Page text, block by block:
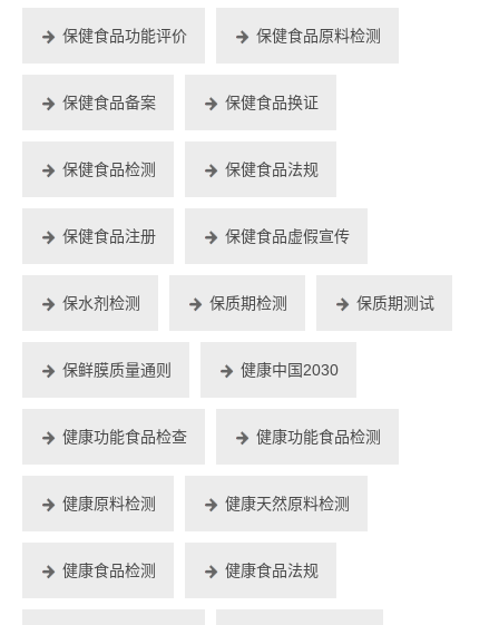
保健食品功能评价 保健食品原料检测
保健食品备案 保健食品换证
保健食品检测 保健食品法规
保健食品注册 保健食品虚假宣传
保水剂检测 保质期检测 保质期测试
保鲜膜质量通则 健康中国2030
健康功能食品检查 健康功能食品检测
健康原料检测 健康天然原料检测
健康食品检测 健康食品法规